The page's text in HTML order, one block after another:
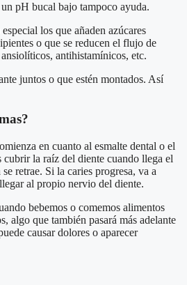
pH bucal bajo tampoco ayuda.
los que añaden azúcares
o que se reducen el flujo de
antihistamínicos, etc.
juntos o que estén montados. Así
en cuanto al esmalte dental o el
cubrir la raíz del diente cuando llega el
retrae. Si la caries progresa, va a
al propio nervio del diente.
bebemos o comemos alimentos
algo que también pasará más adelante
causar dolores o aparecer